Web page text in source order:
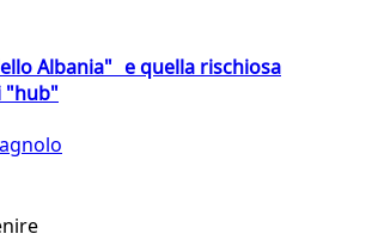
Albania" e quella rischiosa
"hub"